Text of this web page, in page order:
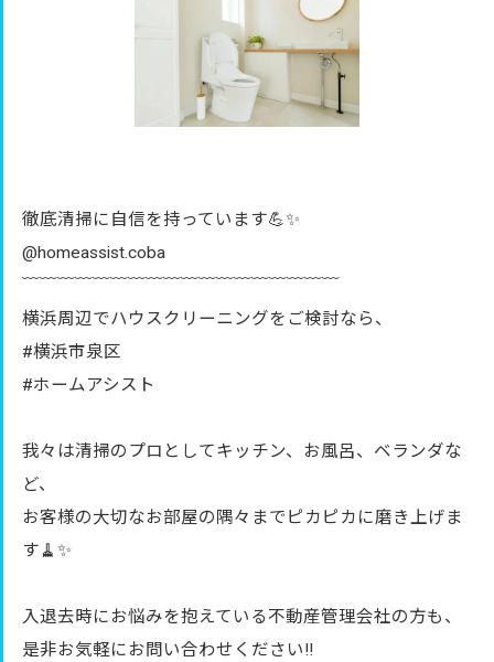
徹底清掃に自信を持っています💪✨
@homeassist.coba
﹋﹋﹋﹋﹋﹋﹋﹋﹋﹋﹋﹋﹋﹋﹋﹋﹋﹋
横浜周辺でハウスクリーニングをご検討なら、
#横浜市泉区
#ホームアシスト
我々は清掃のプロとしてキッチン、お風呂、ベランダな
ど、
お客様の大切なお部屋の隅々までピカピカに磨き上げま
す🧹✨
入退去時にお悩みを抱えている不動産管理会社の方も、
是非お気軽にお問い合わせください‼︎